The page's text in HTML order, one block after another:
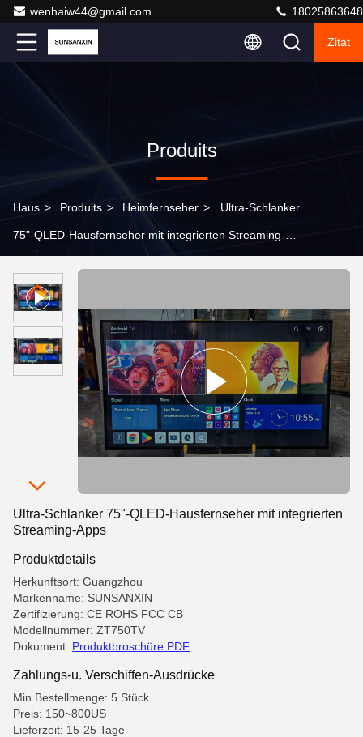
wenhaiw44@gmail.com 18025863648
Zitat
Produits
Haus > Produits > Heimfernseher > Ultra-Schlanker
75"-QLED-Hausfernseher mit integrierten Streaming-
Ultra-Schlanker 75"-QLED-Hausfernseher mit integrierten
Streaming-Apps
Produktdetails
Herkunftsort: Guangzhou
Markenname: SUNSANXIN
Zertifizierung: CE ROHS FCC CB
Modellnummer: ZT750TV
Dokument: Produktbroschüre PDF
Zahlungs-u. Verschiffen-Ausdrücke
Min Bestellmenge: 5 Stück
Preis: 150~800US
Lieferzeit: 15-25 Tage